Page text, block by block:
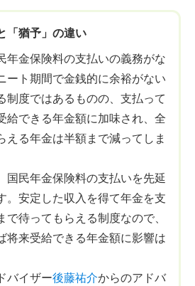
「猶予」の違い
年金保険料の支払いの義務がな
ート期間で金銭的に余裕がない
制度ではあるものの、支払って
給できる年金額に加味され、全
える年金は半額まで減ってしま
国民年金保険料の支払いを先延
。安定した収入を得て年金を支
待ってもらえる制度なので、
将来受給できる年金額に影響は
バイザー後藤祐介からのアドバ